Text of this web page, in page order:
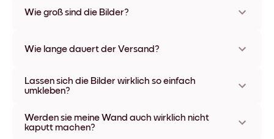
Wie groß sind die Bilder?
Erhältlich in verschiedenen Materialien und Rahmenfarben,
Wie lange dauert der Versand?
Ländern bieten wir auch Expressversand an. Den Trackinglink
bekommst Du nach Bestellaufgabe zugeschickt.
Lassen sich die Bilder wirklich so einfach
umkleben?
umpositionieren zu lassen, ohne die Wände dabei zu
beschädigen.
Werden sie meine Wand auch wirklich nicht
kaputt machen?